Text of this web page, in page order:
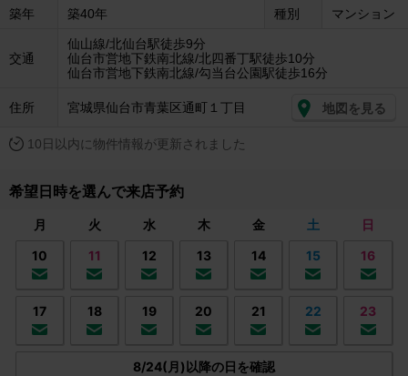
築年 築40年 種別 マンション
交通
仙山線/北仙台駅徒歩9分
仙台市営地下鉄南北線/北四番丁駅徒歩10分
仙台市営地下鉄南北線/勾当台公園駅徒歩16分
住所 宮城県仙台市青葉区通町１丁目 地図を見る
10日以内に物件情報が更新されました
希望日時を選んで来店予約
月 火 水 木 金 土
日
10
11 12 13 14 15 16
17 18 19 20 21 22 23
8/24(月)以降の日を確認